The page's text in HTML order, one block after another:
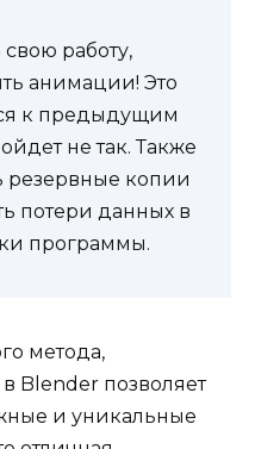
свою работу,
анимации! Это
к предыдущим
не так. Также
резервные копии
потери данных в
программы.
метода,
Blender позволяет
и уникальные